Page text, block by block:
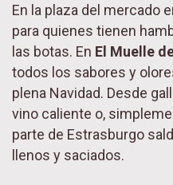
En la plaza del mercado
para quienes tienen
las botas. En El Muelle
todos los sabores y
plena Navidad. Desde
vino caliente o,
parte de Estrasburgo
llenos y saciados.